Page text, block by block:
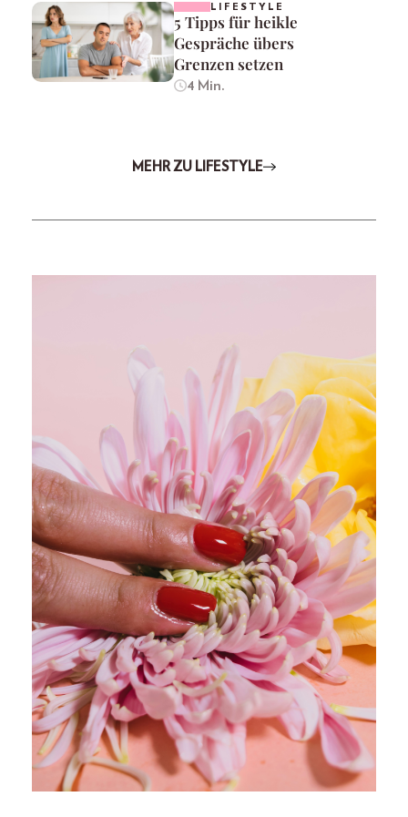
LIFESTYLE
5 Tipps für heikle
Gespräche übers
Grenzen setzen
4 Min.
MEHR ZU LIFESTYLE